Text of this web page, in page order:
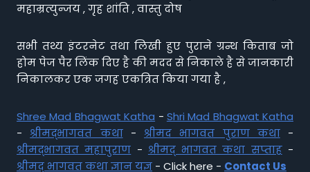
महाम्रत्युन्जय , गृह शांति , वास्तु दोष
सभी तथ्य इंटरनेट तथा लिखी हुए पुराने ग्रन्थ किताब जो
होम पेज पैर लिंक दिए है की मदद से निकाले है से जानकारी
निकालकर एक जगह एकत्रित किया गया है ,
Shree Mad Bhagwat Katha - Shri Mad Bhagwat Katha
- श्रीमद्भागवत कथा- श्रीमद भागवत पुराण कथा-
श्रीमद्भागवत महापुराण - श्रीमद् भागवत कथा सप्ताह-
श्रीमद् भागवत कथा ज्ञान यज्ञ - Click here - Contact Us